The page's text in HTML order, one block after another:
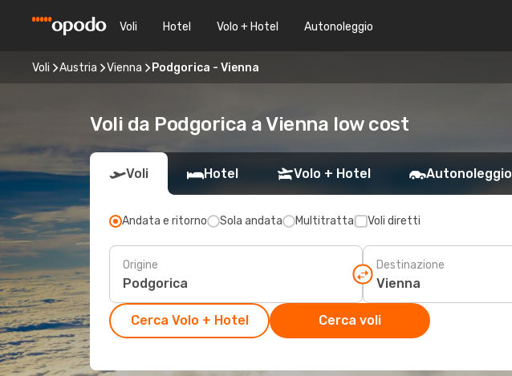
Voli Hotel Volo + Hotel Autonoleggio
Voli Austria Vienna Podgorica - Vienna
Voli da Podgorica a Vienna low cost
Voli Hotel Volo + Hotel Autonoleggio
Andata e ritorno Sola andata Multitratta Voli diretti
Origine Destinazione
Cerca Volo + Hotel Cerca voli